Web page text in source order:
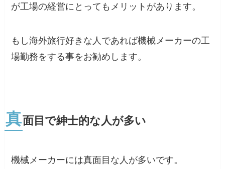
が工場の経営にとってもメリットがあります。
もし海外旅行好きな人であれば機械メーカーの工
場勤務をする事をお勧めします。
真面目で紳士的な人が多い
機械メーカーには真面目な人が多いです。